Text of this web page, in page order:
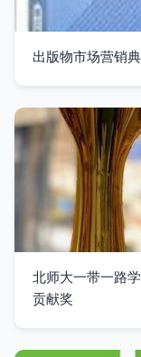
出版物市场营销
北师大一带一路
贡献奖